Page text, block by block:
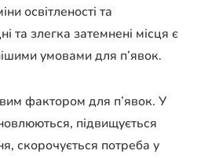
освітленості та
та злегка затемнені місця є
умовами для п’явок.
фактором для п’явок. У
підвищується
скорочується потреба у